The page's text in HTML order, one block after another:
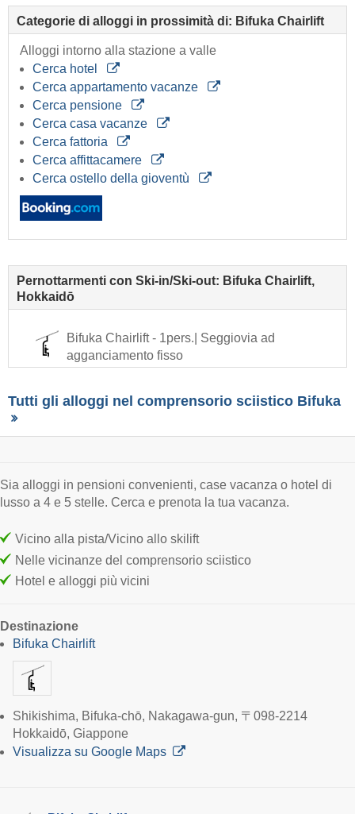
Categorie di alloggi in prossimità di: Bifuka Chairlift
Alloggi intorno alla stazione a valle
Cerca hotel
Cerca appartamento vacanze
Cerca pensione
Cerca casa vacanze
Cerca fattoria
Cerca affittacamere
Cerca ostello della gioventù
Pernottarmenti con Ski-in/Ski-out: Bifuka Chairlift,
Hokkaidō
Bifuka Chairlift - 1pers.| Seggiovia ad
agganciamento fisso
Tutti gli alloggi nel comprensorio sciistico Bifuka
Sia alloggi in pensioni convenienti, case vacanza o hotel di
lusso a 4 e 5 stelle. Cerca e prenota la tua vacanza.
Vicino alla pista/Vicino allo skilift
Nelle vicinanze del comprensorio sciistico
Hotel e alloggi più vicini
Destinazione
Bifuka Chairlift
Shikishima, Bifuka-chō, Nakagawa-gun, 〒098-2214
Hokkaidō, Giappone
Visualizza su Google Maps